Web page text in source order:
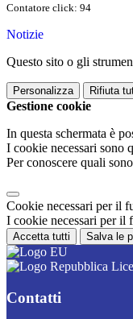
Contatore click: 94
Notizie
Questo sito o gli
Personalizza Rifiuta
Gestione cookie
In questa schermata è
I cookie necessari sono
Per conoscere quali
Cookie necessari per il
I cookie necessari per il
Accetta tutti Salva le
Contatti